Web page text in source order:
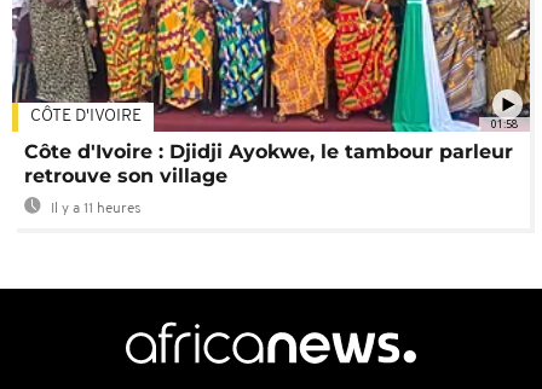
01:58
CÔTE D'IVOIRE
Côte d'Ivoire : Djidji Ayokwe, le tambour parleur
retrouve son village
Il y a 11 heures